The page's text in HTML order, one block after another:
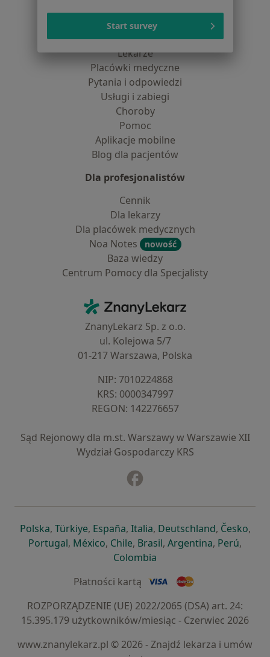
Dla pacjentów
Lekarze
Placówki medyczne
Pytania i odpowiedzi
Usługi i zabiegi
Choroby
Pomoc
Aplikacje mobilne
Blog dla pacjentów
Dla profesjonalistów
Cennik
Dla lekarzy
Dla placówek medycznych
Noa Notes
nowość
Baza wiedzy
Centrum Pomocy dla Specjalisty
ZnanyLekarz - Strona główna
ZnanyLekarz Sp. z o.o.
ul. Kolejowa 5/7
01-217 Warszawa, Polska
NIP: ⁠7010224868
KRS: ⁠0000347997
REGON: ⁠142276657
Sąd Rejonowy dla m.st. Warszawy w Warszawie XII
Wydział Gospodarczy KRS
Polskaotwiera się w nowej karcie
, Türkiyeotwiera się w nowej karcie
, Españaotwiera się w nowej karcie
, Italiaotwiera się w nowej
, Deutschlandotwiera się
, Česko,
Portugalotwiera się w nowej karcie
, Méxicootwiera się w nowej karcie
, Chileotwiera się w nowej karcie
, Brasilotwiera się w nowej
, Argentinaotwiera się
, Perú,
Colombia
Płatności kartą
ROZPORZĄDZENIE (UE) 2022/2065 (DSA) art. 24:
15.395.179 użytkowników/miesiąc - Czerwiec 2026
www.znanylekarz.pl © 2026 - Znajdź lekarza i umów
Start survey